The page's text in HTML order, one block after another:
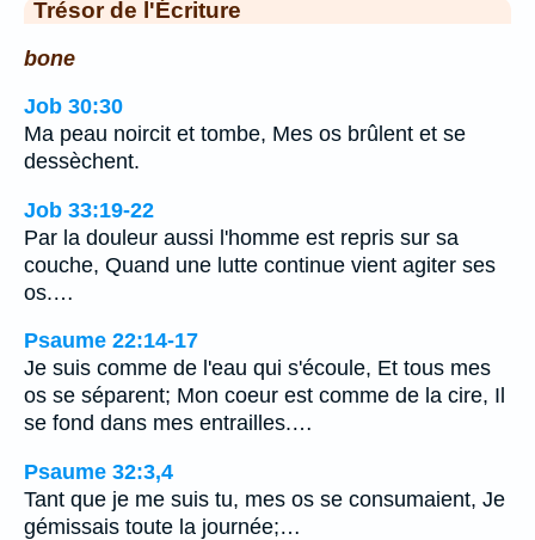
Trésor de l'Écriture
bone
Job 30:30
Ma peau noircit et tombe, Mes os brûlent et se
dessèchent.
Job 33:19-22
Par la douleur aussi l'homme est repris sur sa
couche, Quand une lutte continue vient agiter ses
os.…
Psaume 22:14-17
Je suis comme de l'eau qui s'écoule, Et tous mes
os se séparent; Mon coeur est comme de la cire, Il
se fond dans mes entrailles.…
Psaume 32:3,4
Tant que je me suis tu, mes os se consumaient, Je
gémissais toute la journée;…